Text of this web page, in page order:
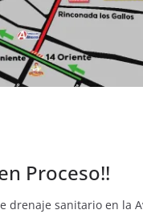
Proceso!!
drenaje sanitario en la